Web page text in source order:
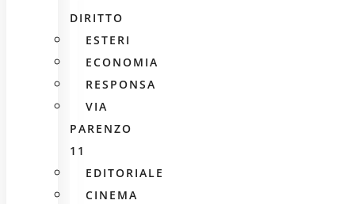
DIRITTO
ESTERI
ECONOMIA
RESPONSA
VIA
PARENZO
11
EDITORIALE
CINEMA